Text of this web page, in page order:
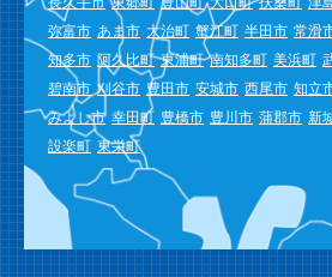
弥富市 あま市 大治町 蟹江町 半田市 常滑
知多市 阿久比町 東浦町 南知多町 美浜町
碧南市 刈谷市 豊田市 安城市 西尾市 知立
みよし市 幸田町 豊橋市 豊川市 蒲郡市 新
設楽町 東栄町